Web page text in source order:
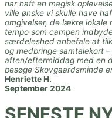
har haft en magisk
ville ønske vi skulle have
omgivelser, de lækre lokale
tempo som campen
særdeleshed anbefale at
og medbringe samtalekort
aften/eftermiddag med en
besøge Skovgaardsminde
Henriette H.
September 2024